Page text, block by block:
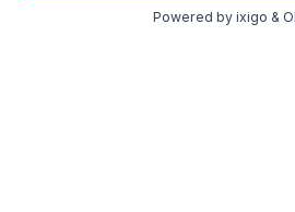
Powered by ixigo &